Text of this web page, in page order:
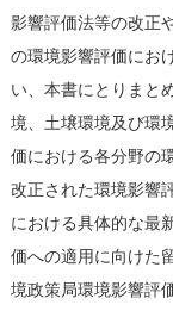
影響評価法等の改正
の環境影響評価にお
い、本書にとりまと
境、土壌環境及び環
価における各分野の
改正された環境影響
における具体的な最
価への適用に向けた
境政策局環境影響評